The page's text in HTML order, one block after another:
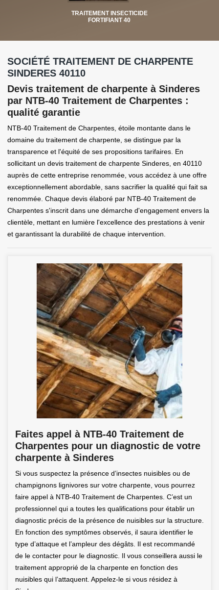
TRAITEMENT INSECTICIDE
FORTIFIANT 40
SOCIÉTÉ TRAITEMENT DE CHARPENTE
SINDERES 40110
Devis traitement de charpente à Sinderes
par NTB-40 Traitement de Charpentes :
qualité garantie
NTB-40 Traitement de Charpentes, étoile montante dans le
domaine du traitement de charpente, se distingue par la
transparence et l'équité de ses propositions tarifaires. En
sollicitant un devis traitement de charpente Sinderes, en 40110
auprès de cette entreprise renommée, vous accédez à une offre
exceptionnellement abordable, sans sacrifier la qualité qui fait sa
renommée. Chaque devis élaboré par NTB-40 Traitement de
Charpentes s'inscrit dans une démarche d'engagement envers la
clientèle, mettant en lumière l'excellence des prestations à venir
et garantissant la durabilité de chaque intervention.
Faites appel à NTB-40 Traitement de
Charpentes pour un diagnostic de votre
charpente à Sinderes
Si vous suspectez la présence d’insectes nuisibles ou de
champignons lignivores sur votre charpente, vous pourrez
faire appel à NTB-40 Traitement de Charpentes. C’est un
professionnel qui a toutes les qualifications pour établir un
diagnostic précis de la présence de nuisibles sur la structure.
En fonction des symptômes observés, il saura identifier le
type d’attaque et l’ampleur des dégâts. Il est recommandé
de le contacter pour le diagnostic. Il vous conseillera aussi le
traitement approprié de la charpente en fonction des
nuisibles qui l’attaquent. Appelez-le si vous résidez à